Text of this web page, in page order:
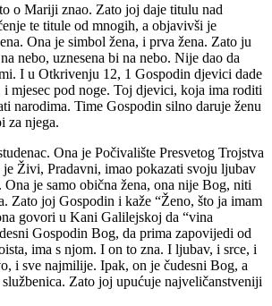
o Mariji znao. Zato joj daje titulu nad
te titule od mnogih, a objavivši je
Ona je simbol žena, i prva žena. Zato ju
nebo, uznesena bi na nebo. Nije dao da
I u Otkrivenju 12, 1 Gospodin djevici dade
mjesec pod noge. Toj djevici, koja ima roditi
narodima. Time Gospodin silno daruje ženu
za njega.
Ona je Počivalište Presvetog Trojstva
je Živi, Pradavni, imao pokazati svoju ljubav
je samo obična žena, ona nije Bog, niti
Zato joj Gospodin i kaže “Ženo, što ja imam
govori u Kani Galilejskoj da “vina
Gospodin Bog, da prima zapovijedi od
ima s njom. I on to zna. I ljubav, i srce, i
i sve najmilije. Ipak, on je čudesni Bog, a
službenica. Zato joj upućuje najveličanstveniji